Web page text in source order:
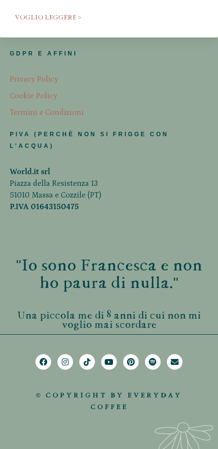
VOGLIO LEGGERE >
GDPR E AFFINI
Privacy Policy
Cookie Policy
Termini e Condizioni
PIVA (PERCHÈ NON SI FRIGGE CON
L'ACQUA)
World.it srl
Piazza della Resistenza 13
51010 Massa e Cozzile (PT)
P.IVA 01643150475
"Io sono Francesca e non
ho paura di nulla."
Una piccola me di 8 anni di cui non mi
voglio mai scordare
© COPYRIGHT BY EVERYDAY
COFFEE